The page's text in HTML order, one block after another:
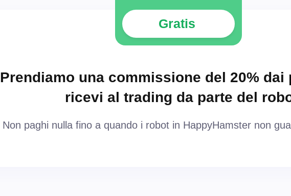
Gratis
Prendiamo una commissione del 20% dai
ricevi al trading da parte del
Non paghi nulla fino a quando i robot in HappyHamster non